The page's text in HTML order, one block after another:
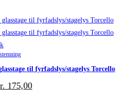
til fyrfadslys/stagelys Torcello
175,00Den
aktuelle